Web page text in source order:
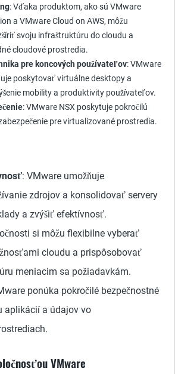
: Vďaka produktom, ako sú VMware
a VMware Cloud on AWS, môžu
svoju infraštruktúru do cloudu a
cloudové prostredia.
pre koncových používateľov: VMware
poskytovať virtuálne desktopy a
mobility a produktivity používateľov.
: VMware NSX poskytuje pokročilú
pre virtualizované prostredia.
: VMware umožňuje
zdrojov a konsolidovať servery
a zvýšiť efektívnosť.
si môžu flexibilne vyberať
cloudu a prispôsobovať
meniacim sa požiadavkám.
ponúka pokročilé bezpečnostné
aplikácií a údajov vo
VMware